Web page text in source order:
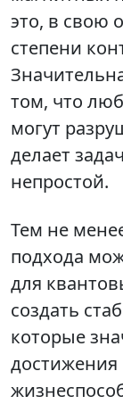
это, в свою
степени
том, что
могут
делает
непростой.
Тем не
подхода
для
создать
которые